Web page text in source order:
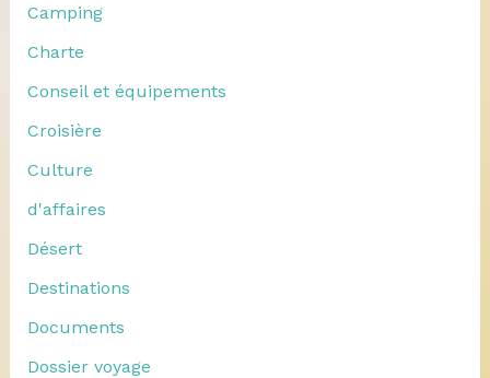
Camping
Charte
Conseil et équipements
Croisière
Culture
d'affaires
Désert
Destinations
Documents
Dossier voyage